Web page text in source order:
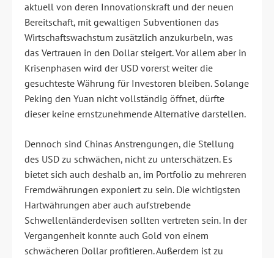
aktuell von deren Innovationskraft und der neuen
Bereitschaft, mit gewaltigen Subventionen das
Wirtschaftswachstum zusätzlich anzukurbeln, was
das Vertrauen in den Dollar steigert. Vor allem aber in
Krisenphasen wird der USD vorerst weiter die
gesuchteste Währung für Investoren bleiben. Solange
Peking den Yuan nicht vollständig öffnet, dürfte
dieser keine ernstzunehmende Alternative darstellen.
Dennoch sind Chinas Anstrengungen, die Stellung
des USD zu schwächen, nicht zu unterschätzen. Es
bietet sich auch deshalb an, im Portfolio zu mehreren
Fremdwährungen exponiert zu sein. Die wichtigsten
Hartwährungen aber auch aufstrebende
Schwellenländerdevisen sollten vertreten sein. In der
Vergangenheit konnte auch Gold von einem
schwächeren Dollar profitieren. Außerdem ist zu